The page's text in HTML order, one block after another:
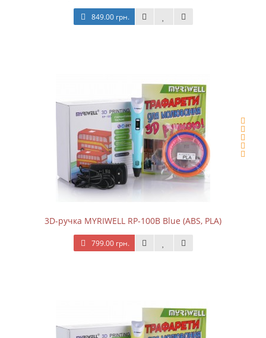
849.00 грн.
3D-ручка MYRIWELL RP-100B Blue (ABS, PLA)
799.00 грн.